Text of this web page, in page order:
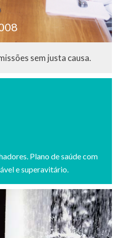
sem justa causa.
Plano de saúde com
e superavitário.